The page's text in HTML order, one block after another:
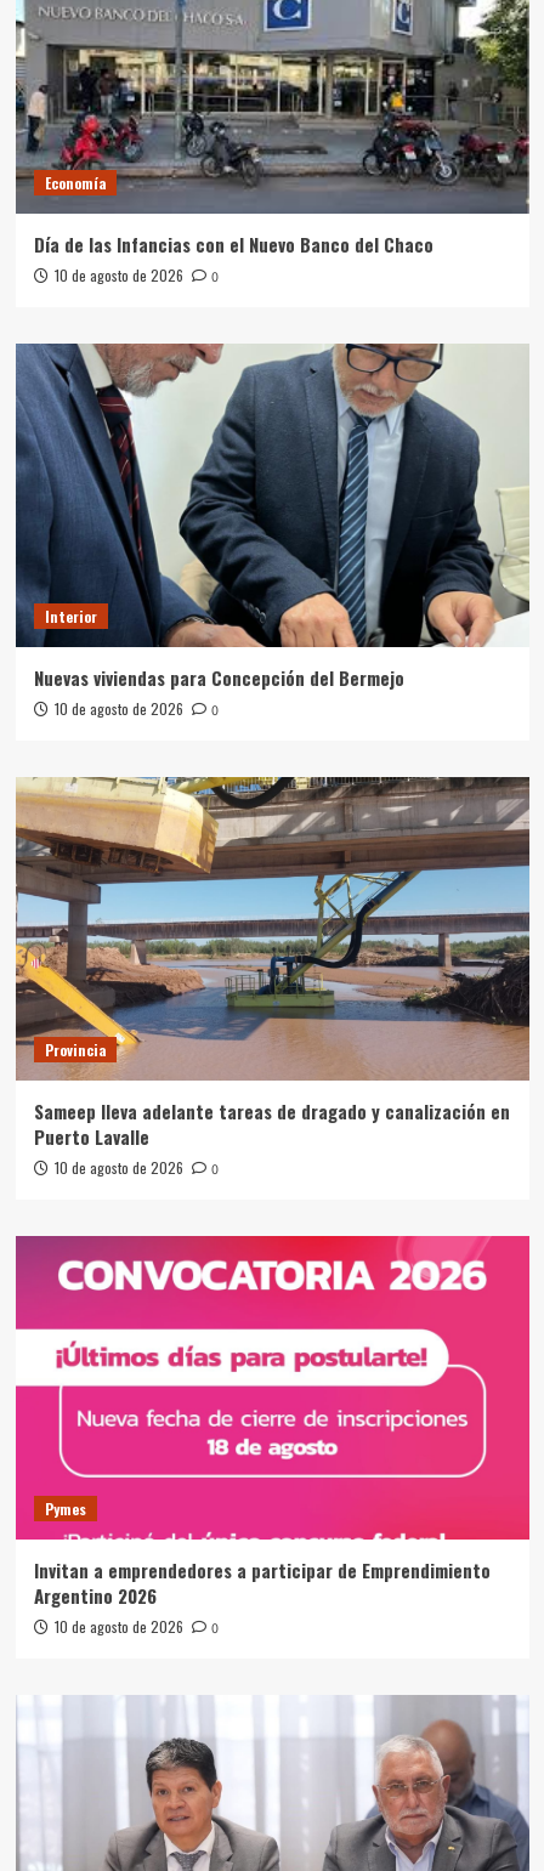
Economía
Día de las Infancias con el Nuevo Banco del Chaco
10 de agosto de 2026 0
Interior
Nuevas viviendas para Concepción del Bermejo
10 de agosto de 2026 0
Provincia
Sameep lleva adelante tareas de dragado y canalización en
Puerto Lavalle
10 de agosto de 2026 0
Pymes
Invitan a emprendedores a participar de Emprendimiento
Argentino 2026
10 de agosto de 2026 0